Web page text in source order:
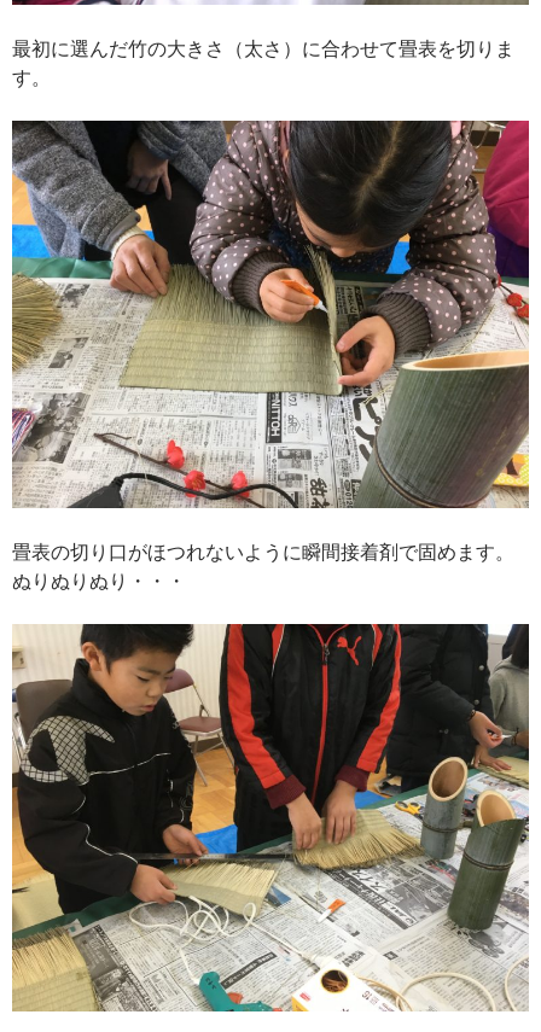
最初に選んだ竹の大きさ（太さ）に合わせて畳表を切りま
す。
畳表の切り口がほつれないように瞬間接着剤で固めます。
ぬりぬりぬり・・・